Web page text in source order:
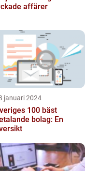
affärer
januari 2024
100 bäst
bolag: En